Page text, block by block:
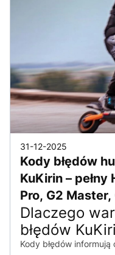
31-12-2025
Kody błędów
KuKirin – pełny
Pro, G2 Master,
Dlaczego
błędów
Kody błędów